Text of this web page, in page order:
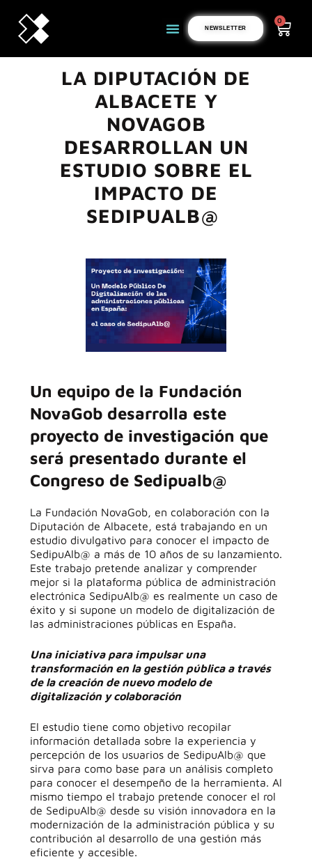
NEWSLETTER
0
LA DIPUTACIÓN DE
ALBACETE Y
NOVAGOB
DESARROLLAN UN
ESTUDIO SOBRE EL
IMPACTO DE
SEDIPUALB@
Un equipo de la Fundación
NovaGob desarrolla este
proyecto de investigación que
será presentado durante el
Congreso de Sedipualb@
La Fundación NovaGob, en colaboración con la
Diputación de Albacete, está trabajando en un
estudio divulgativo para conocer el impacto de
SedipuAlb@ a más de 10 años de su lanzamiento.
Este trabajo pretende analizar y comprender
mejor si la plataforma pública de administración
electrónica SedipuAlb@ es realmente un caso de
éxito y si supone un modelo de digitalización de
las administraciones públicas en España.
Una iniciativa para impulsar una
transformación en la gestión pública a través
de la creación de nuevo modelo de
digitalización y colaboración
El estudio tiene como objetivo recopilar
información detallada sobre la experiencia y
percepción de los usuarios de SedipuAlb@ que
sirva para como base para un análisis completo
para conocer el desempeño de la herramienta. Al
mismo tiempo el trabajo pretende conocer el rol
de SedipuAlb@ desde su visión innovadora en la
modernización de la administración pública y su
contribución al desarrollo de una gestión más
eficiente y accesible.